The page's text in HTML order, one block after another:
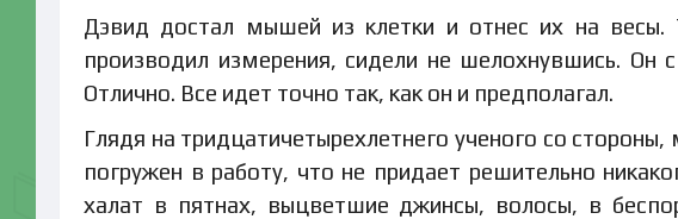
Дэвид достал мышей из клетки и отнес их на весы.
производил измерения, сидели не шелохнувшись. Он
Отлично. Все идет точно так, как он и предполагал.
Глядя на тридцатичетырехлетнего ученого со
погружен в работу, что не придает решительно
халат в пятнах, выцветшие джинсы, волосы, в